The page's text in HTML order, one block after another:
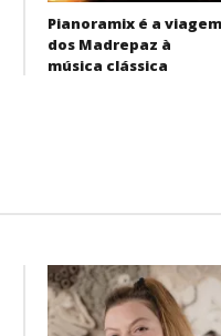
Pianoramix é a viagem
dos Madrepaz à
música clássica